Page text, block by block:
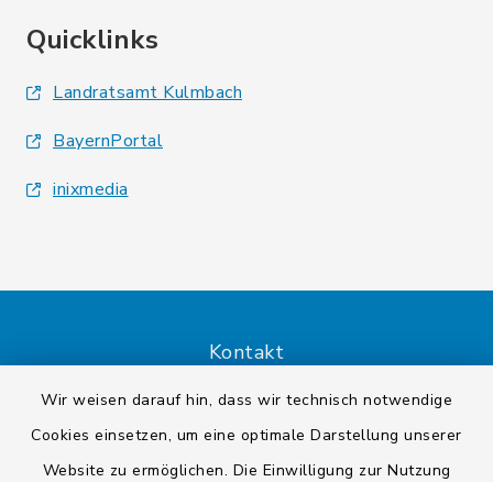
Wir weisen darauf hin, dass wir technisch notwendige
Cookies einsetzen, um eine optimale Darstellung unserer
Website zu ermöglichen. Die Einwilligung zur Nutzung
Quicklinks
Landratsamt Kulmbach
BayernPortal
inixmedia
Kontakt
Barrierefreiheit
Datenschutz